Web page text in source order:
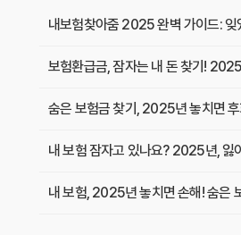
내보험찾아줌 2025 완벽 가이드: 잊
보험환급금, 잠자는 내 돈 찾기!
숨은 보험금 찾기, 2025년 놓치면
내 보험 잠자고 있나요? 2025년, 잃
내 보험, 2025년 놓치면 손해! 숨은